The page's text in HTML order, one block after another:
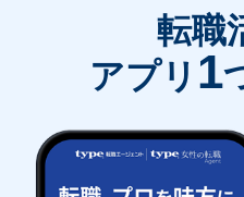
転職
アプリ 1